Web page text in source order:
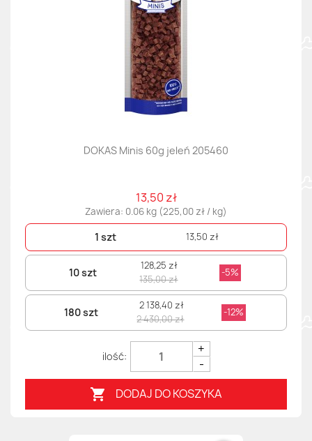
DOKAS Minis 60g jeleń 205460
13,50 zł
Zawiera: 0.06 kg (225,00 zł / kg)
1 szt 13,50 zł
10 szt
128,25 zł
135,00 zł
-5%
180 szt
2 138,40 zł
2 430,00 zł
-12%
+
-
 DODAJ DO KOSZYKA